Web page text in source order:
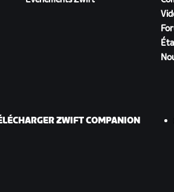
ZWIFT COMPANION